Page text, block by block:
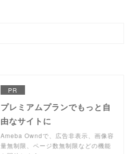
PR
プレミアムプランでもっと自
由なサイトに
Ameba Owndで、広告非表示、画像容
量無制限、ページ数無制限などの機能